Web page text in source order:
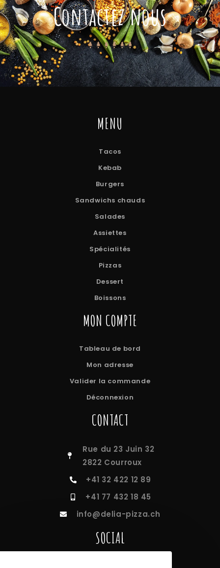
Contactez nous
MENU
Tacos
Kebab
Burgers
Sandwichs chauds
Salades
Assiettes
Spécialités
Pizzas
Dessert
Boissons
MON COMPTE
Tableau de bord
Mon adresse
Valider la commande
Déconnexion
CONTACT
Rue du 23 Juin 32
2822 Courroux
+41 32 422 12 89
+41 77 432 18 45
info@delia-pizza.ch
SOCIAL